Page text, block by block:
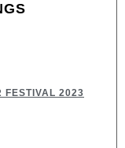
FESTIVAL 2023